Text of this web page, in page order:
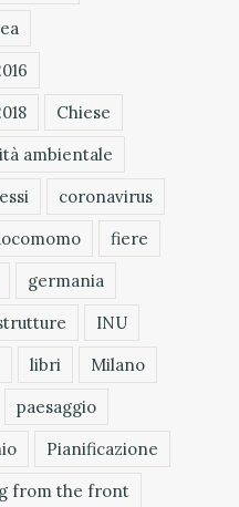
Chiese
ambientale
coronavirus
fiere
germania
INU
libri
Milano
paesaggio
Pianificazione
from the front